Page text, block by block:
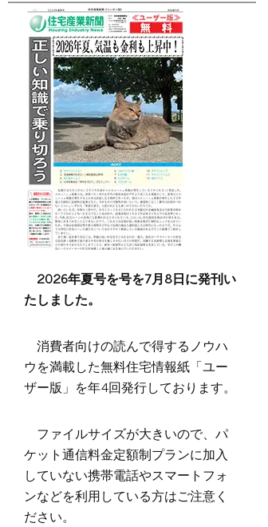
2026年夏号を号を7月8日に発刊い
たしました。
消費者向けの読んで得するノウハ
ウを満載した無料住宅情報紙「ユー
ザー版」を年4回発行しております。
ファイルサイズが大きいので、パ
ケット通信料金定額制プランに加入
していない携帯電話やスマートフォ
ンなどを利用している方はご注意く
ださい。